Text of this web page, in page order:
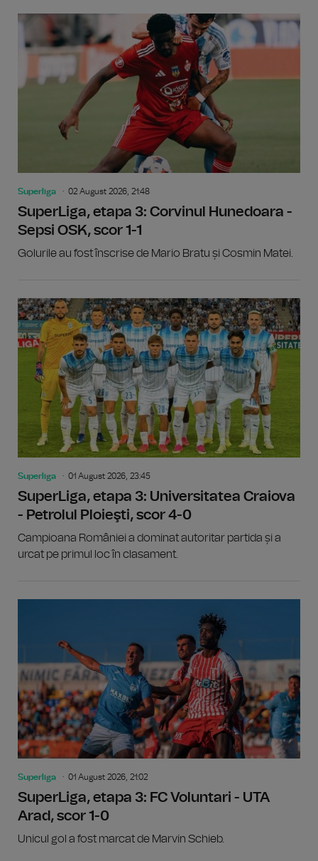
Superliga 02 August 2026, 21:48
SuperLiga, etapa 3: Corvinul Hunedoara -
Sepsi OSK, scor 1-1
Golurile au fost înscrise de Mario Bratu și Cosmin Matei.
Superliga 01 August 2026, 23:45
SuperLiga, etapa 3: Universitatea Craiova
- Petrolul Ploieşti, scor 4-0
Campioana României a dominat autoritar partida și a
urcat pe primul loc în clasament.
Superliga 01 August 2026, 21:02
SuperLiga, etapa 3: FC Voluntari - UTA
Arad, scor 1-0
Unicul gol a fost marcat de Marvin Schieb.